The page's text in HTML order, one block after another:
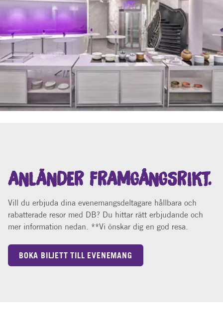
ANLÄNDER FRAMGÅNGSRIKT.
Vill du erbjuda dina evenemangsdeltagare hållbara och
rabatterade resor med DB? Du hittar rätt erbjudande och
mer information nedan. **Vi önskar dig en god resa.
BOKA BILJETT TILL EVENEMANG